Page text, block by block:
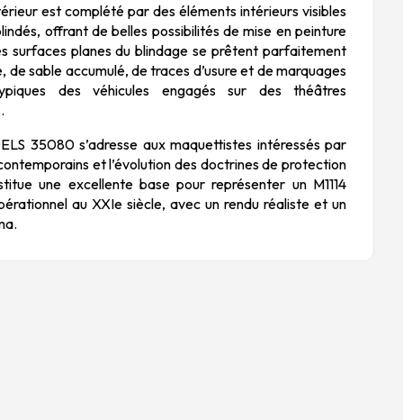
est complété par des éléments intérieurs visibles
offrant de belles possibilités de mise en peinture
surfaces planes du blindage se prêtent parfaitement
de sable accumulé, de traces d’usure et de marquages
des véhicules engagés sur des théâtres
35080 s’adresse aux maquettistes intéressés par
et l’évolution des doctrines de protection
une excellente base pour représenter un M1114
au XXIe siècle, avec un rendu réaliste et un